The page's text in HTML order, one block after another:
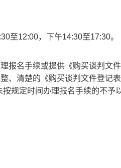
至12:00，下午14:30至17:30。
报名手续或提供《购买谈判文
、清楚的《购买谈判文件登记
规定时间办理报名手续的不予